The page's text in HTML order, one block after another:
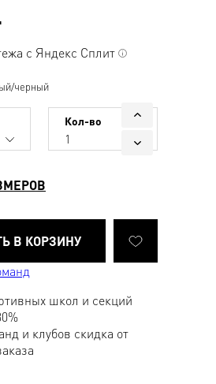
с Яндекс Сплит
черный
Кол-во
1
школ и секций
и клубов скидка от